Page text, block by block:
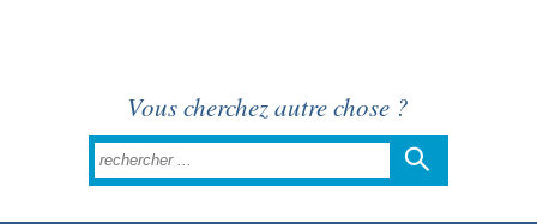
Vous cherchez autre chose ?